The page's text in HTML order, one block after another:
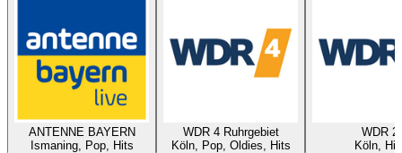
ANTENNE BAYERN
Ismaning, Pop, Hits
WDR 4 Ruhrgebiet
Köln, Pop, Oldies, Hits
WDR 2
Köln,